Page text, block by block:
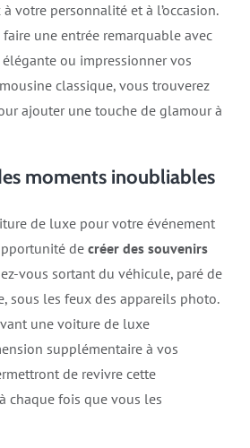
votre personnalité et à l’occasion.
une entrée remarquable avec
ou impressionner vos
classique, vous trouverez
ajouter une touche de glamour à
moments inoubliables
de luxe pour votre événement
de créer des souvenirs
vous sortant du véhicule, paré de
sous les feux des appareils photo.
une voiture de luxe
supplémentaire à vos
de revivre cette
chaque fois que vous les